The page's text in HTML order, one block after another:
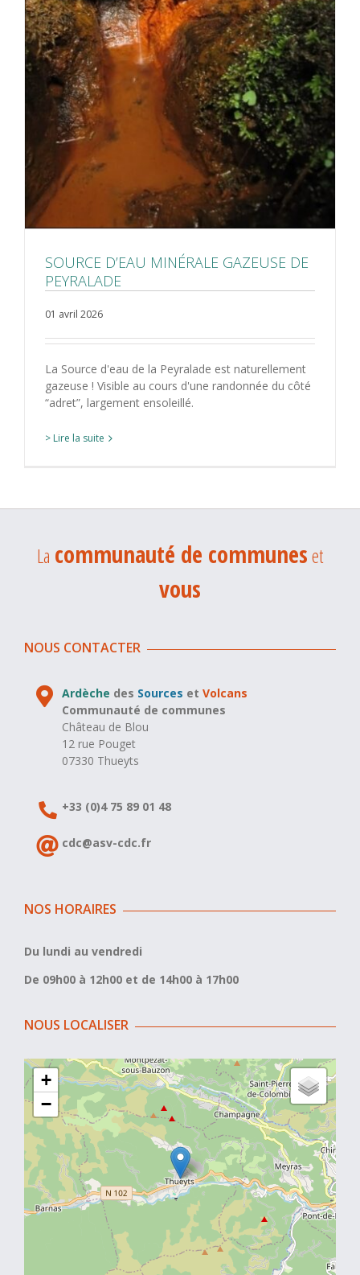
SOURCE D’EAU MINÉRALE GAZEUSE DE
PEYRALADE
01 avril 2026
La Source d'eau de la Peyralade est naturellement
gazeuse ! Visible au cours d'une randonnée du côté
“adret”, largement ensoleillé.
> Lire la suite
La communauté de communeset
vous
NOUS CONTACTER
Ardèche des Sources etVolcans
Communauté de communes
Château de Blou
12 rue Pouget
07330 Thueyts
+33 (0)4 75 89 01 48
cdc@asv-cdc.fr
NOS HORAIRES
Du lundi au vendredi
De 09h00 à 12h00 et de 14h00 à 17h00
NOUS LOCALISER
+
−